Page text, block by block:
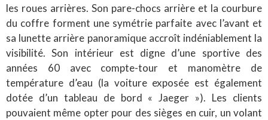
les roues arrières. Son pare-chocs arrière et la courbure
du coffre forment une symétrie parfaite avec l’avant et
sa lunette arrière panoramique accroît indéniablement la
visibilité. Son intérieur est digne d’une sportive des
années 60 avec compte-tour et manomètre de
température d’eau (la voiture exposée est également
dotée d’un tableau de bord « Jaeger »). Les clients
pouvaient même opter pour des sièges en cuir, un volant